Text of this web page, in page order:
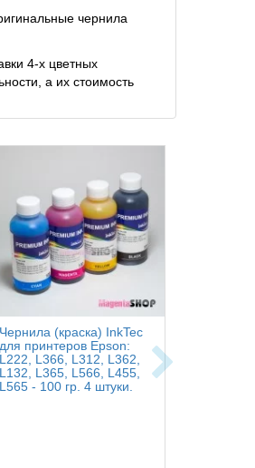
чернила
4-х цветных
а их стоимость
Чернила (краска) InkTec
для принтеров Epson:
L222, L366, L312, L362,
L132, L365, L566, L455,
L565 - 100 гр. 4 штуки.